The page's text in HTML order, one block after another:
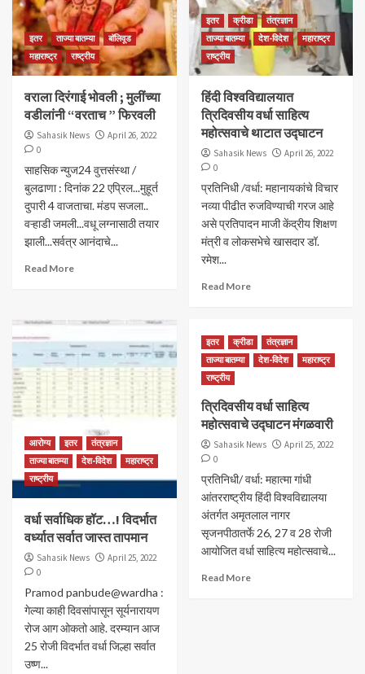
इतर ताज्या बातम्या
बॉलिवूड
महाराष्ट्र
राष्ट्रीय
वराला दिरंगाई भोवली ; मुलींच्या
वडीलांनी “वरताच ” फिरवली
Sahasik News
April 26, 2022
0
साहसिक न्युज24 वुत्तसंस्था /
बुलढाणा : दिनांक 22 एप्रिल...मुहूर्त
दुपारी 4 वाजताचा. मंडप सजला..
वऱ्हाडी जमली...वधू लग्नासाठी तयार
झाली...सर्वत्र आनंदाचे...
Read More
इतर क्रीडा
तंत्रज्ञान
ताज्या बातम्या
देश-विदेश
महाराष्ट्र
राष्ट्रीय
हिंदी विश्‍वविद्यालयात
त्रिदिवसीय वर्धा साहित्‍य
महोत्‍सवाचे थाटात उद्घाटन
Sahasik News
April 26, 2022
0
प्रतिनिधी /वर्धा: महानायकांचे विचार
नव्‍या पीढीत रुजविण्‍याची गरज आहे
असे प्रतिपादन माजी केंद्रीय शिक्षण
मंत्री व लोकसभेचे खासदार डॉ.
रमेश...
Read More
आरोग्य इतर
तंत्रज्ञान
ताज्या बातम्या
देश-विदेश
महाराष्ट्र
राष्ट्रीय
वर्धा सर्वाधिक हॉट…! विदर्भात
वर्ध्यात सर्वात जास्त तापमान
Sahasik News
April 25, 2022
0
Pramod panbude@wardha :
गेल्या काही दिवसांपासून सूर्यनारायण
रोज आग ओकतो आहे. दरम्यान आज
25 रोजी विदर्भात वर्धा जिल्हा सर्वात
उष्ण...
इतर क्रीडा
तंत्रज्ञान
ताज्या बातम्या
देश-विदेश
महाराष्ट्र
राष्ट्रीय
त्रिदिवसीय वर्धा साहित्‍य
महोत्‍सवाचे उद्घाटन मंगळवारी
Sahasik News
April 25, 2022
0
प्रतिनिधी/ वर्धा: महात्मा गांधी
आंतरराष्ट्रीय हिंदी विश्‍वविद्यालया
अंतर्गत अमृतलाल नागर
सृजनपीठातर्फे 26, 27 व 28 रोजी
आयोजित वर्धा साहित्‍य महोत्‍सवाचे...
Read More